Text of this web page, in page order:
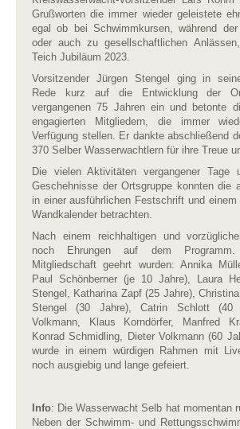
Grußworten die immer wieder geleistete
egal ob bei Schwimmkursen, während der
oder auch zu gesellschaftlichen
Teich Jubiläum 2023.
Vorsitzender Jürgen Stengel ging in
Rede kurz auf die Entwicklung der
vergangenen 75 Jahren ein und betonte
engagierten Mitgliedern, die immer
Verfügung stellen. Er dankte abschließend
370 Selber Wasserwachtlern für ihre Treue
Die vielen Aktivitäten vergangener Tage
Geschehnisse der Ortsgruppe konnten die
in einer ausführlichen Festschrift und
Wandkalender betrachten.
Nach einem reichhaltigen und
noch Ehrungen auf dem
Mitgliedschaft geehrt wurden: Annika
Paul Schönberner (je 10 Jahre), Laura
Stengel, Katharina Zapf (25 Jahre),
Stengel (30 Jahre), Catrin Schlott (40
Volkmann, Klaus Korndörfer, Manfred
Konrad Schmidling, Dieter Volkmann (60
wurde in einem würdigen Rahmen mit
noch ausgiebig und lange gefeiert.
Info: Die Wasserwacht Selb hat momentan
Neben der Schwimm- und